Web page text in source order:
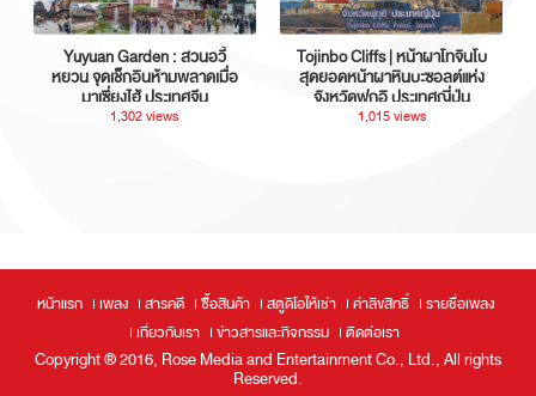
Yuyuan Garden : สวนอวี้
หยวน จุดเช็กอินห้ามพลาดเมื่อ
มาเซี่ยงไฮ้ ประเทศจีน
1,302 views
Tojinbo Cliffs | หน้าผาโทจินโบ
สุดยอดหน้าผาหินบะซอลต์แห่ง
จังหวัดฟุกุอิ ประเทศญี่ปุ่น
1,015 views
หน้าแรก เพลง สารคดี ซื้อสินค้า สตูดิโอให้เช่า ค่าลิขสิทธิ์
รายชื่อเพลง
เกี่ยวกับเรา
ข่าวสารและกิจกรรม ติดต่อเรา
Copyright ® 2016, Rose Media and Entertainment Co., Ltd., All rights
Reserved.